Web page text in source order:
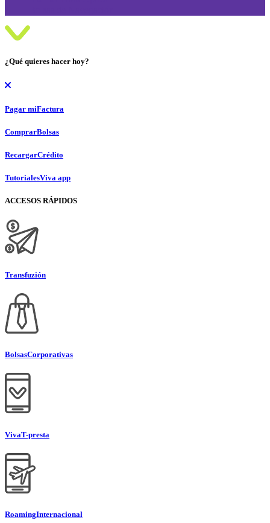
¿Qué quieres hacer hoy?
Pagar miFactura
ComprarBolsas
RecargarCrédito
TutorialesViva app
ACCESOS RÁPIDOS
Transfuzión
BolsasCorporativas
VivaT-presta
RoamingInternacional